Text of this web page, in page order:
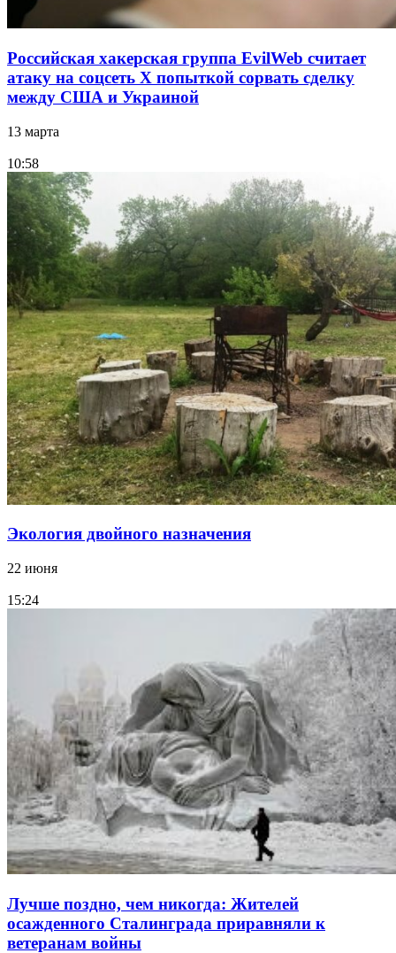
Российская хакерская группа EvilWeb считает
атаку на соцсеть Х попыткой сорвать сделку
между США и Украиной
13 марта
10:58
Экология двойного назначения
22 июня
15:24
Лучше поздно, чем никогда: Жителей
осажденного Сталинграда приравняли к
ветеранам войны